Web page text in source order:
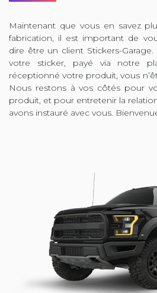
Maintenant que vous en savez
fabrication, il est important de
dire être un client Stickers-
votre sticker, payé via notre
réceptionné votre produit, vous
Nous restons à vos côtés pour
produit, et pour entretenir la
avons instauré avec vous.